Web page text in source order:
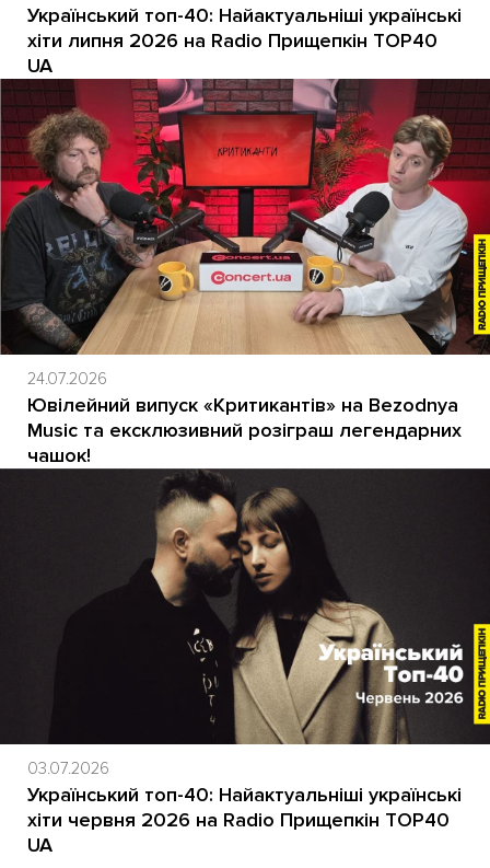
Український топ-40: Найактуальніші українські
хіти липня 2026 на Radio Прищепкін TOP40
UA
24.07.2026
Ювілейний випуск «Критикантів» на Bezodnya
Music та ексклюзивний розіграш легендарних
чашок!
03.07.2026
Український топ-40: Найактуальніші українські
хіти червня 2026 на Radio Прищепкін TOP40
UA